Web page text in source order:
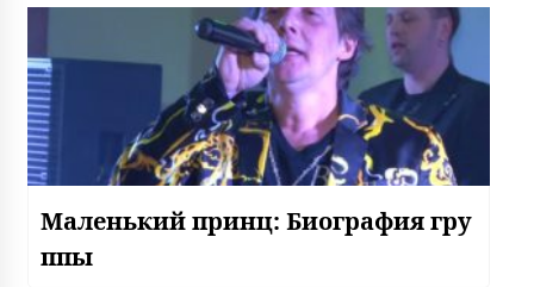
Маленький принц: Биография гру
ппы